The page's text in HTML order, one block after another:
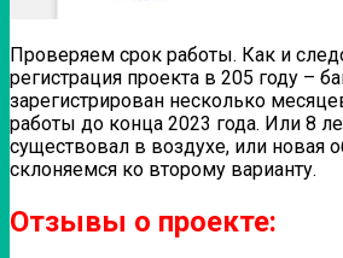
Проверяем срок работы. Как и
регистрация проекта в 205 году –
зарегистрирован несколько
работы до конца 2023 года. Или 8
существовал в воздухе, или новая
склоняемся ко второму варианту.
Отзывы о проекте: